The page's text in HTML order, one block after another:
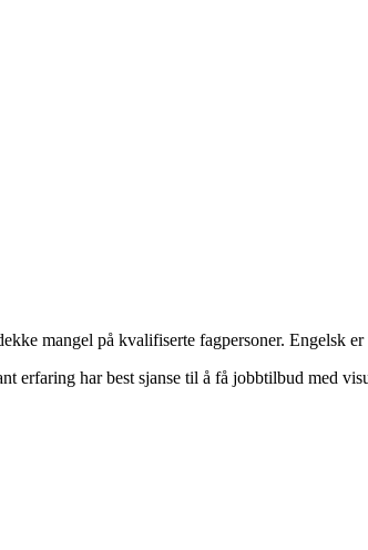
mangel på kvalifiserte fagpersoner. Engelsk
erfaring har best sjanse til å få jobbtilbud med